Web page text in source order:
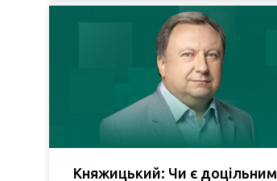
Княжицький: Чи є доцільним